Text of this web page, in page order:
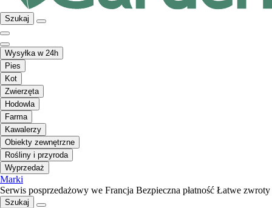
Szukaj
Wysyłka w 24h
Pies
Kot
Zwierzęta
Hodowla
Farma
Kawalerzy
Obiekty zewnętrzne
Rośliny i przyroda
Wyprzedaż
Marki
Serwis posprzedażowy we Francja Bezpieczna płatność Łatwe zwroty
Szukaj